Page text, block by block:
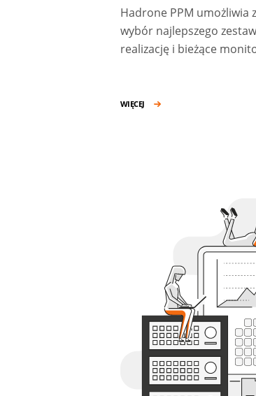
Hadrone PPM umożliwia
wybór najlepszego
realizację i bieżące
WIĘCEJ